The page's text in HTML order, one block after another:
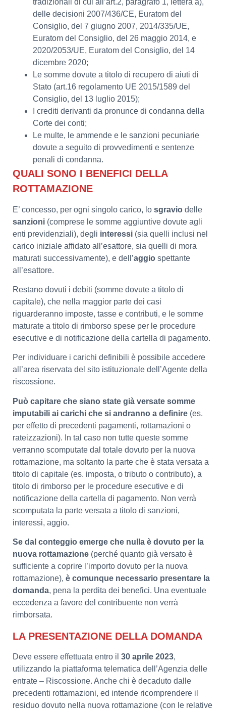
tradizionali di cui all’art.2, paragrafo 1, lettera a),
delle decisioni 2007/436/CE, Euratom del
Consiglio, del 7 giugno 2007, 2014/335/UE,
Euratom del Consiglio, del 26 maggio 2014, e
2020/2053/UE, Euratom del Consiglio, del 14
dicembre 2020;
Le somme dovute a titolo di recupero di aiuti di
Stato (art.16 regolamento UE 2015/1589 del
Consiglio, del 13 luglio 2015);
I crediti derivanti da pronunce di condanna della
Corte dei conti;
Le multe, le ammende e le sanzioni pecuniarie
dovute a seguito di provvedimenti e sentenze
penali di condanna.
QUALI SONO I BENEFICI DELLA
ROTTAMAZIONE
E’ concesso, per ogni singolo carico, lo sgravio delle
sanzioni (comprese le somme aggiuntive dovute agli
enti previdenziali), degli interessi (sia quelli inclusi nel
carico iniziale affidato all’esattore, sia quelli di mora
maturati successivamente), e dell’aggio spettante
all’esattore.
Restano dovuti i debiti (somme dovute a titolo di
capitale), che nella maggior parte dei casi
riguarderanno imposte, tasse e contributi, e le somme
maturate a titolo di rimborso spese per le procedure
esecutive e di notificazione della cartella di pagamento.
Per individuare i carichi definibili è possibile accedere
all’area riservata del sito istituzionale dell’Agente della
riscossione.
Può capitare che siano state già versate somme
imputabili ai carichi che si andranno a definire (es.
per effetto di precedenti pagamenti, rottamazioni o
rateizzazioni). In tal caso non tutte queste somme
verranno scomputate dal totale dovuto per la nuova
rottamazione, ma soltanto la parte che è stata versata a
titolo di capitale (es. imposta, o tributo o contributo), a
titolo di rimborso per le procedure esecutive e di
notificazione della cartella di pagamento. Non verrà
scomputata la parte versata a titolo di sanzioni,
interessi, aggio.
Se dal conteggio emerge che nulla è dovuto per la
nuova rottamazione (perché quanto già versato è
sufficiente a coprire l’importo dovuto per la nuova
rottamazione), è comunque necessario presentare la
domanda, pena la perdita dei benefici. Una eventuale
eccedenza a favore del contribuente non verrà
rimborsata.
LA PRESENTAZIONE DELLA DOMANDA
Deve essere effettuata entro il 30 aprile 2023,
utilizzando la piattaforma telematica dell’Agenzia delle
entrate – Riscossione. Anche chi è decaduto dalle
precedenti rottamazioni, ed intende ricomprendere il
residuo dovuto nella nuova rottamazione (con le relative